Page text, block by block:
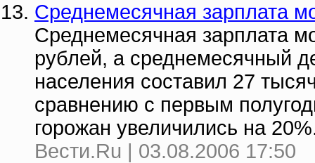
Среднемесячная зарплата
Среднемесячная зарплата
рублей, а среднемесячный
населения составил 27
сравнению с первым
горожан увеличились на
Вести.Ru | 03.08.2006 17:50